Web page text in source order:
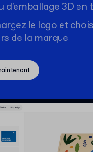
d'emballage 3D en
le logo et
de la marque